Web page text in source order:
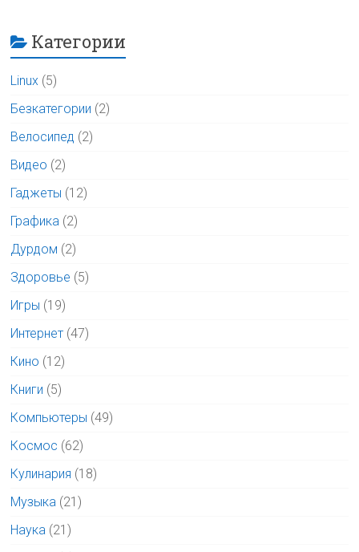
Категории
Linux (5)
Безкатегории (2)
Велосипед (2)
Видео (2)
Гаджеты (12)
Графика (2)
Дурдом (2)
Здоровье (5)
Игры (19)
Интернет (47)
Кино (12)
Книги (5)
Компьютеры (49)
Космос (62)
Кулинария (18)
Музыка (21)
Наука (21)